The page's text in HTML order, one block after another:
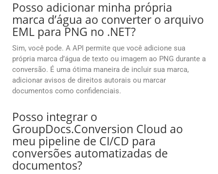
Posso adicionar minha própria
marca d’água ao converter o arquivo
EML para PNG no .NET?
Sim, você pode. A API permite que você adicione sua
própria marca d’água de texto ou imagem ao PNG durante a
conversão. É uma ótima maneira de incluir sua marca,
adicionar avisos de direitos autorais ou marcar
documentos como confidenciais.
Posso integrar o
GroupDocs.Conversion Cloud ao
meu pipeline de CI/CD para
conversões automatizadas de
documentos?